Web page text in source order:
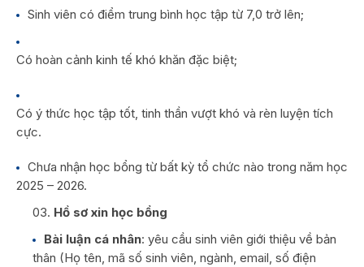
Sinh viên có điểm trung bình học tập từ 7,0 trở lên;
Có hoàn cảnh kinh tế khó khăn đặc biệt;
Có ý thức học tập tốt, tinh thần vượt khó và rèn luyện tích
cực.
Chưa nhận học bổng từ bất kỳ tổ chức nào trong năm học
2025 – 2026.
Hồ sơ xin học bổng
Bài luận cá nhân: yêu cầu sinh viên giới thiệu về bản
thân (Họ tên, mã số sinh viên, ngành, email, số điện